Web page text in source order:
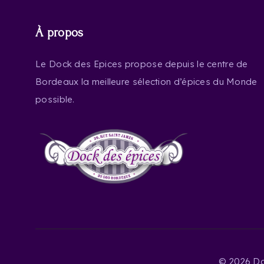
À propos
Le Dock des Epices propose depuis le centre de
Bordeaux la meilleure sélection d’épices du Monde
possible.
© 2026